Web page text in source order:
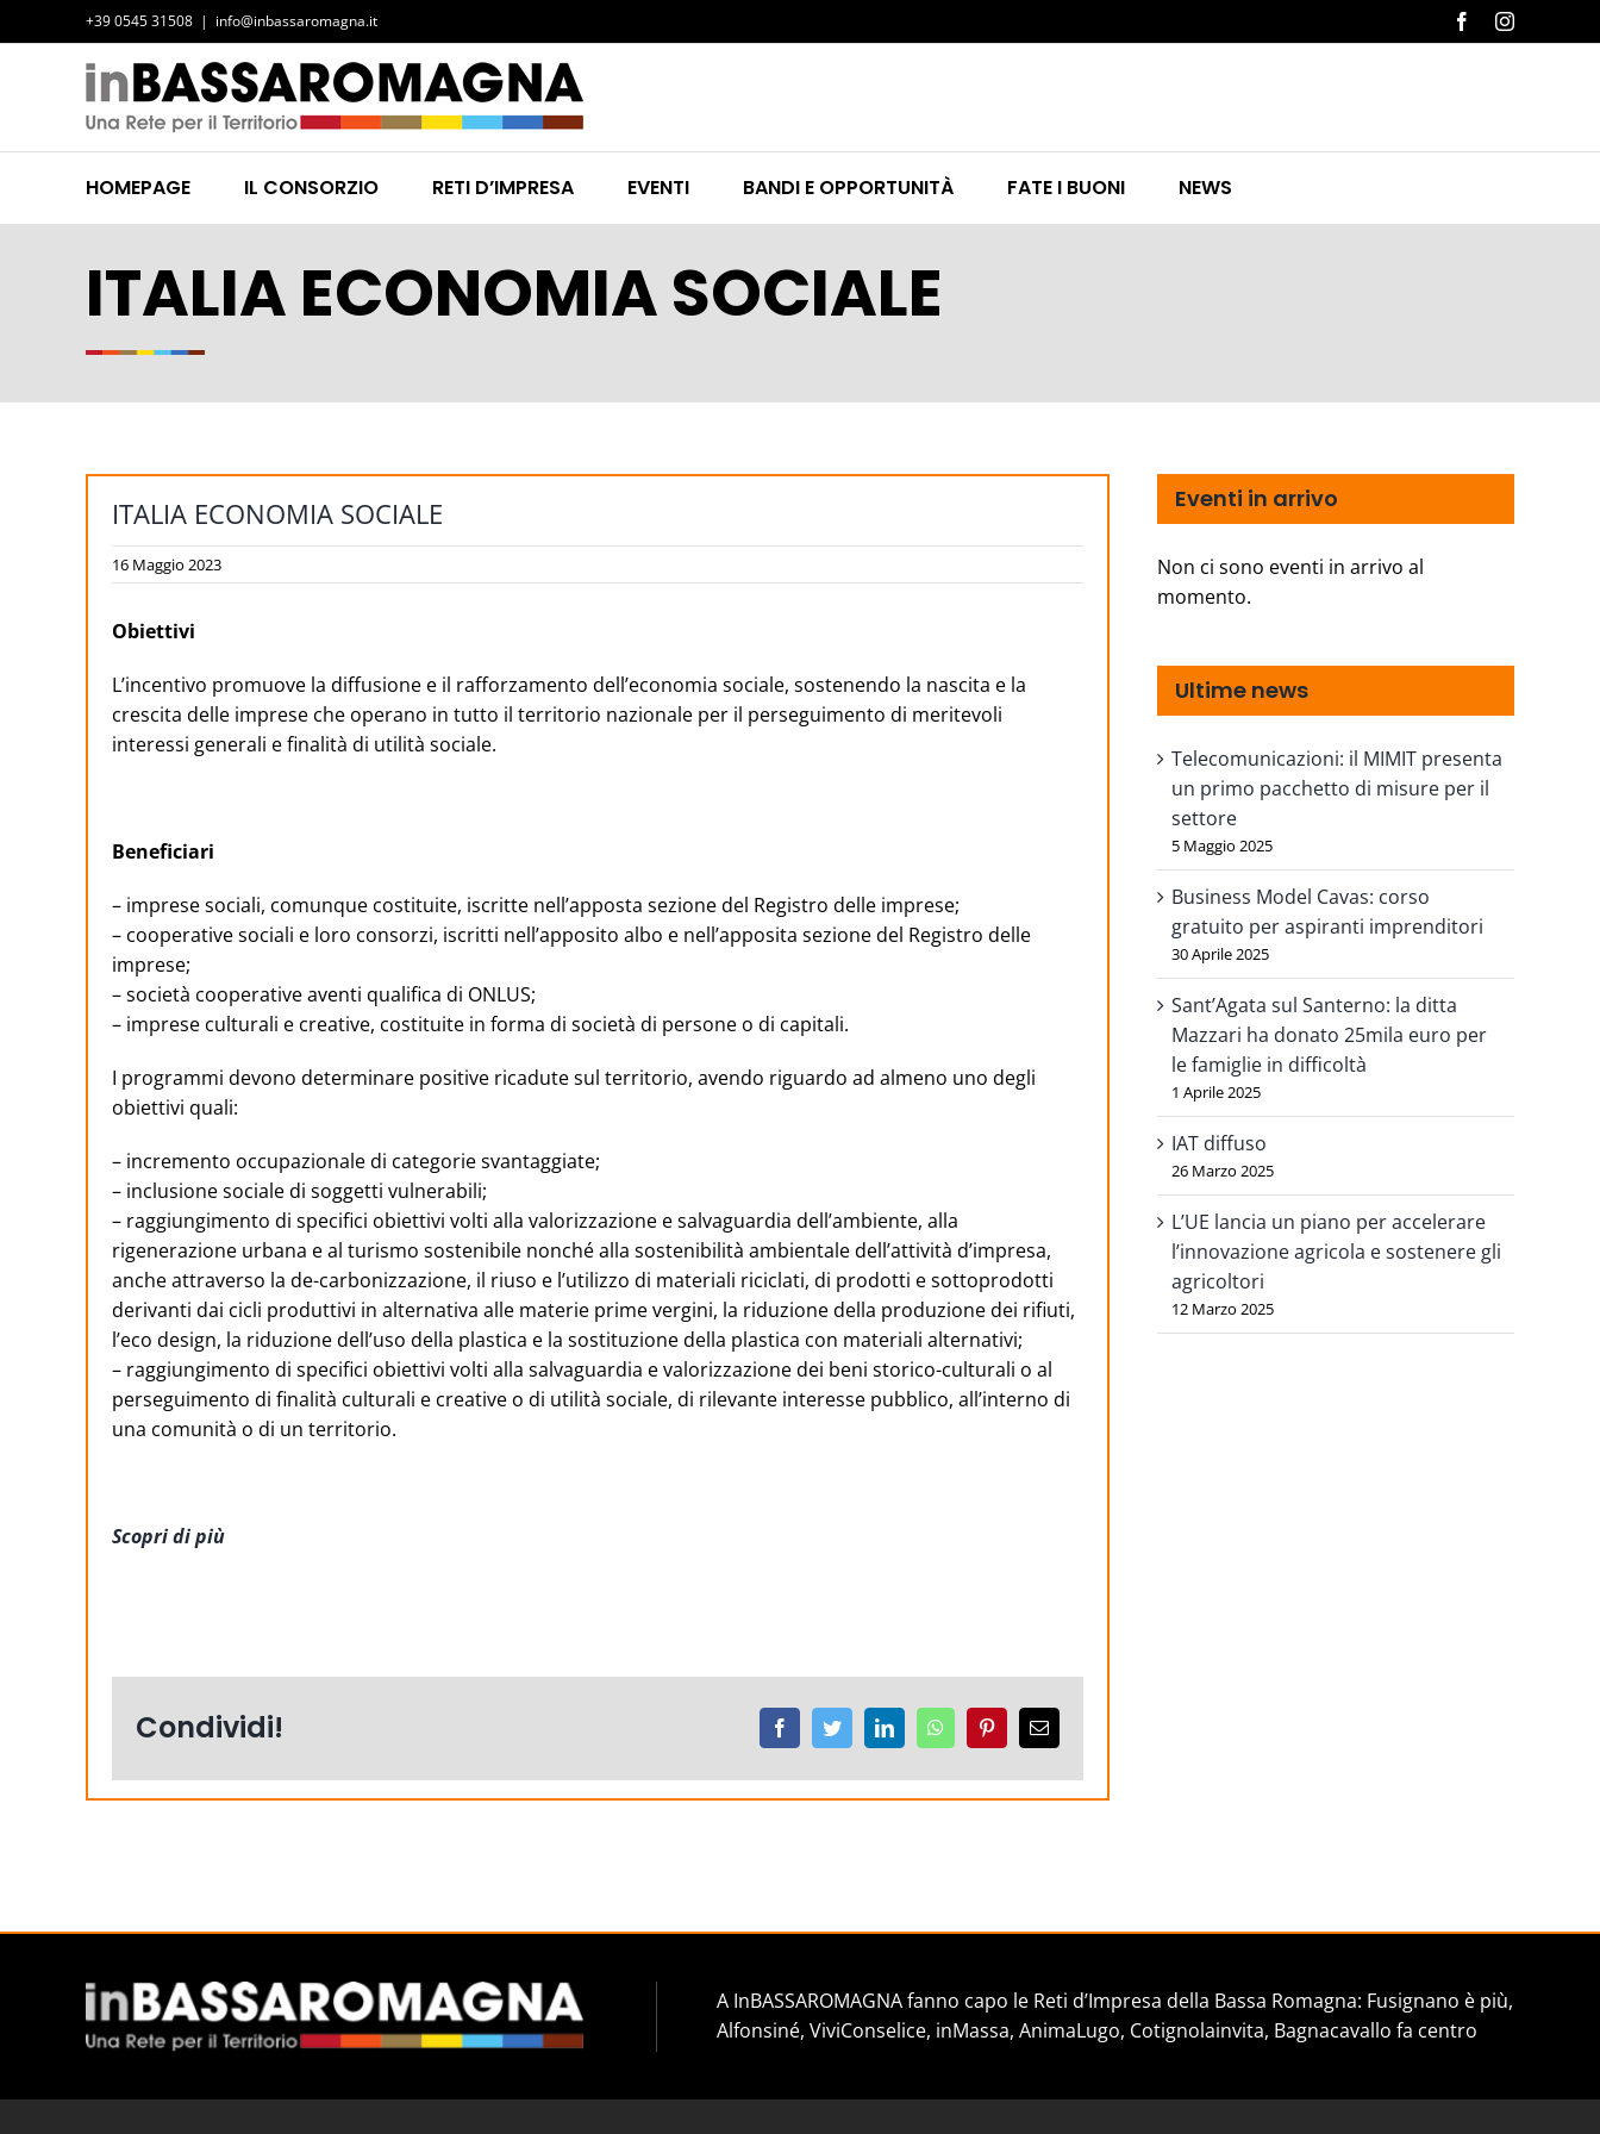
al
contenuto
+39 0545 31508 | info@inbassaromagna.it FacebookInstagram
HOMEPAGE IL CONSORZIO RETI D’IMPRESA EVENTI BANDI E OPPORTUNITÀ FATE I BUONI NEWS
ITALIA ECONOMIA SOCIALE
ITALIA ECONOMIA SOCIALE
16 Maggio 2023
Obiettivi
L’incentivo promuove la diffusione e il rafforzamento dell’economia sociale, sostenendo la nascita e la
crescita delle imprese che operano in tutto il territorio nazionale per il perseguimento di meritevoli
interessi generali e finalità di utilità sociale.
Beneficiari
– imprese sociali, comunque costituite, iscritte nell’apposta sezione del Registro delle imprese;
– cooperative sociali e loro consorzi, iscritti nell’apposito albo e nell’apposita sezione del Registro delle
imprese;
– società cooperative aventi qualifica di ONLUS;
– imprese culturali e creative, costituite in forma di società di persone o di capitali.
I programmi devono determinare positive ricadute sul territorio, avendo riguardo ad almeno uno degli
obiettivi quali:
– incremento occupazionale di categorie svantaggiate;
– inclusione sociale di soggetti vulnerabili;
– raggiungimento di specifici obiettivi volti alla valorizzazione e salvaguardia dell’ambiente, alla
rigenerazione urbana e al turismo sostenibile nonché alla sostenibilità ambientale dell’attività d’impresa,
anche attraverso la de-carbonizzazione, il riuso e l’utilizzo di materiali riciclati, di prodotti e sottoprodotti
derivanti dai cicli produttivi in alternativa alle materie prime vergini, la riduzione della produzione dei rifiuti,
l’eco design, la riduzione dell’uso della plastica e la sostituzione della plastica con materiali alternativi;
– raggiungimento di specifici obiettivi volti alla salvaguardia e valorizzazione dei beni storico-culturali o al
perseguimento di finalità culturali e creative o di utilità sociale, di rilevante interesse pubblico, all’interno di
una comunità o di un territorio.
Scopri di più
Condividi! FacebookTwitterLinkedInWhatsAppPinterestEmail
Eventi in arrivo
Non ci sono eventi in arrivo al
momento.
Ultime news
Telecomunicazioni: il MIMIT presenta
un primo pacchetto di misure per il
settore
5 Maggio 2025
Business Model Cavas: corso
gratuito per aspiranti imprenditori
30 Aprile 2025
Sant’Agata sul Santerno: la ditta
Mazzari ha donato 25mila euro per
le famiglie in difficoltà
1 Aprile 2025
IAT diffuso
26 Marzo 2025
L’UE lancia un piano per accelerare
l’innovazione agricola e sostenere gli
agricoltori
12 Marzo 2025
A InBASSAROMAGNA fanno capo le Reti d’Impresa della Bassa Romagna: Fusignano è più,
Alfonsiné, ViviConselice, inMassa, AnimaLugo, Cotignolainvita, Bagnacavallo fa centro